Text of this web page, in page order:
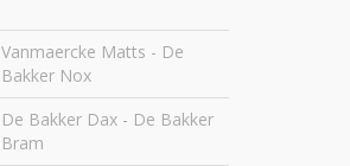
Vanmaercke Matts - De
Bakker Nox
De Bakker Dax - De Bakker
Bram